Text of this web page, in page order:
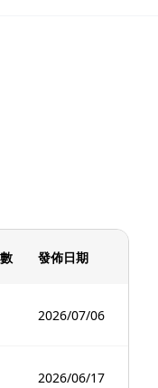
發佈日期
2026/07/06
2026/06/17